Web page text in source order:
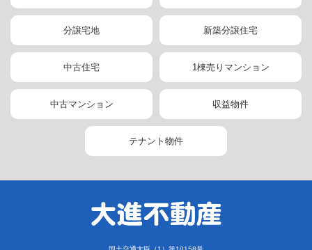
分譲宅地 新築分譲住宅
中古住宅 1棟売りマンション
中古マンション 収益物件
テナント物件